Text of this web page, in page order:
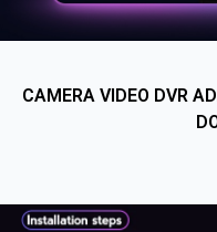
CAMERA VIDEO DVR